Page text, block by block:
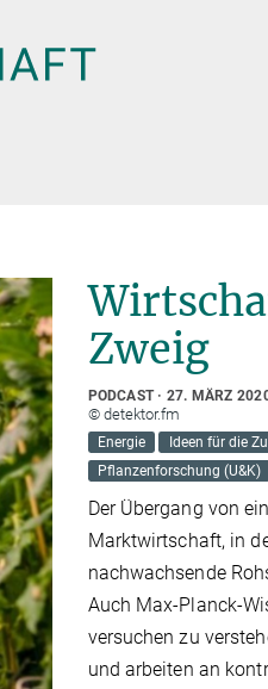
Zweig
PODCAST 27. MÄRZ
© detektor.fm
Energie Ideen für die
Pflanzenforschung (U&K)
Der Übergang von
Marktwirtschaft, in
nachwachsende
Auch Max-Planck-
versuchen zu
und arbeiten an